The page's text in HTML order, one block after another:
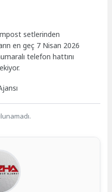
setlerinden
en geç 7 Nisan 2026
telefon hattını